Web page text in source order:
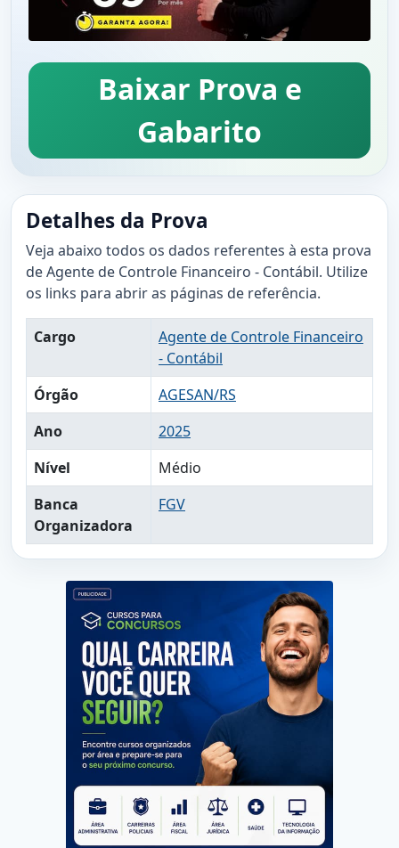
Baixar Prova e
Gabarito
Detalhes da Prova
Veja abaixo todos os dados referentes à esta prova
de Agente de Controle Financeiro - Contábil. Utilize
os links para abrir as páginas de referência.
Cargo
Agente de Controle Financeiro
- Contábil
Órgão
AGESAN/RS
Ano
2025
Nível
Médio
Banca
Organizadora
FGV